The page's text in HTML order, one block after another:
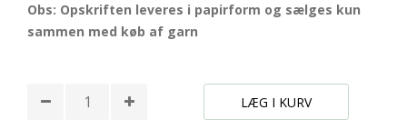
Obs: Opskriften leveres i papirform og sælges kun
sammen med køb af garn
LÆG I KURV